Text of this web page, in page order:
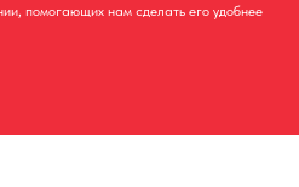
помогающих нам сделать его удобнее